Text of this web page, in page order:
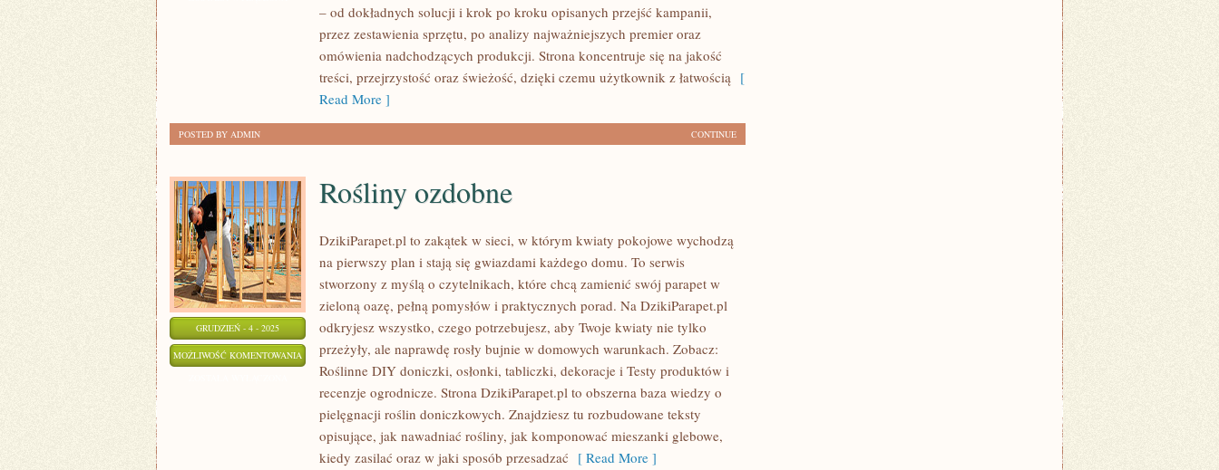
– od dokładnych solucji i krok po kroku opisanych przejść kampanii,
przez zestawienia sprzętu, po analizy najważniejszych premier oraz
omówienia nadchodzących produkcji. Strona koncentruje się na jakość
treści, przejrzystość oraz świeżość, dzięki czemu użytkownik z łatwością [
Read More ]
CONTINUE
POSTED BY ADMIN
GRUDZIEŃ - 4 - 2025
MOŻLIWOŚĆ KOMENTOWANIA ROŚLINY
OZDOBNE
Rośliny ozdobne
DzikiParapet.pl to zakątek w sieci, w którym kwiaty pokojowe wychodzą
na pierwszy plan i stają się gwiazdami każdego domu. To serwis
stworzony z myślą o czytelnikach, które chcą zamienić swój parapet w
zieloną oazę, pełną pomysłów i praktycznych porad. Na DzikiParapet.pl
odkryjesz wszystko, czego potrzebujesz, aby Twoje kwiaty nie tylko
przeżyły, ale naprawdę rosły bujnie w domowych warunkach. Zobacz:
Roślinne DIY doniczki, osłonki, tabliczki, dekoracje i Testy produktów i
recenzje ogrodnicze. Strona DzikiParapet.pl to obszerna baza wiedzy o
pielęgnacji roślin doniczkowych. Znajdziesz tu rozbudowane teksty
opisujące, jak nawadniać rośliny, jak komponować mieszanki glebowe,
kiedy zasilać oraz w jaki sposób przesadzać [ Read More ]